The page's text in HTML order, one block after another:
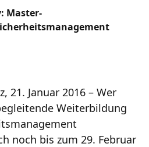
Master-
21. Januar 2016 – Wer
Weiterbildung
noch bis zum 29. Februar